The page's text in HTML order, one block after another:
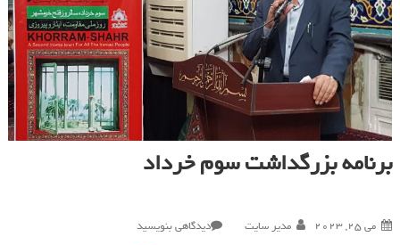
برنامه بزرگداشت سوم خرداد
می 25, 2023 مدیر سایت دیدگاهی بنویسید